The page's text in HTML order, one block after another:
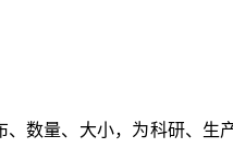
数量、大小，为科研、